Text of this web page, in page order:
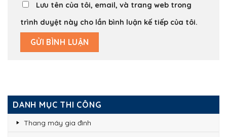
Lưu tên của tôi, email, và trang web trong
trình duyệt này cho lần bình luận kế tiếp của tôi.
DANH MỤC THI CÔNG
Thang máy gia đình